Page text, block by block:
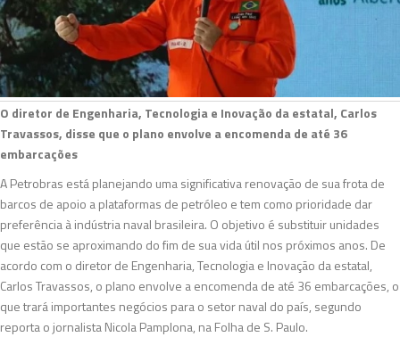
O diretor de Engenharia, Tecnologia e Inovação da estatal, Carlos
Travassos, disse que o plano envolve a encomenda de até 36
embarcações
A Petrobras está planejando uma significativa renovação de sua frota de
barcos de apoio a plataformas de petróleo e tem como prioridade dar
preferência à indústria naval brasileira. O objetivo é substituir unidades
que estão se aproximando do fim de sua vida útil nos próximos anos. De
acordo com o diretor de Engenharia, Tecnologia e Inovação da estatal,
Carlos Travassos, o plano envolve a encomenda de até 36 embarcações, o
que trará importantes negócios para o setor naval do país, segundo
reporta o jornalista Nicola Pamplona, na Folha de S. Paulo.